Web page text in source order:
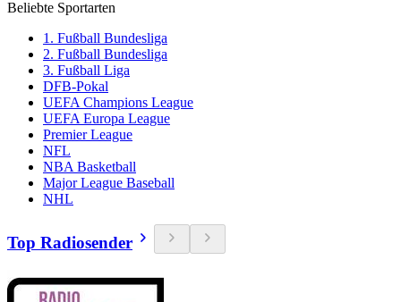
Beliebte Sportarten
1. Fußball Bundesliga
2. Fußball Bundesliga
3. Fußball Liga
DFB-Pokal
UEFA Champions League
UEFA Europa League
Premier League
NFL
NBA Basketball
Major League Baseball
NHL
Top Radiosender